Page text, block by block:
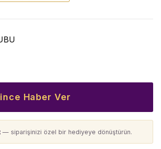
Haber Ver
— siparişinizi özel bir hediyeye dönüştürün.